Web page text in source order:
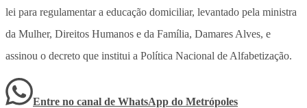
lei para regulamentar a educação domiciliar, levantado pela ministra
da Mulher, Direitos Humanos e da Família, Damares Alves, e
assinou o decreto que institui a Política Nacional de Alfabetização.
Entre no canal de WhatsApp do Metrópoles